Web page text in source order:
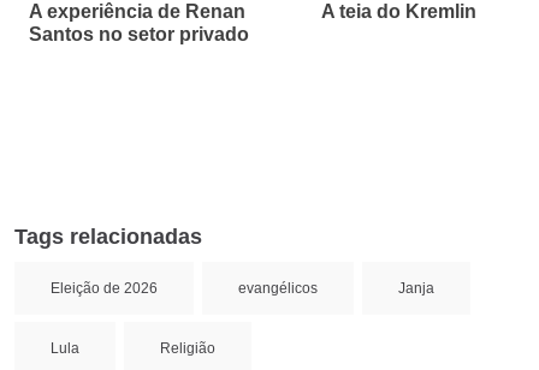
A experiência de Renan
Santos no setor privado
A teia do Kremlin
Tags relacionadas
Eleição de 2026 evangélicos Janja
Lula Religião